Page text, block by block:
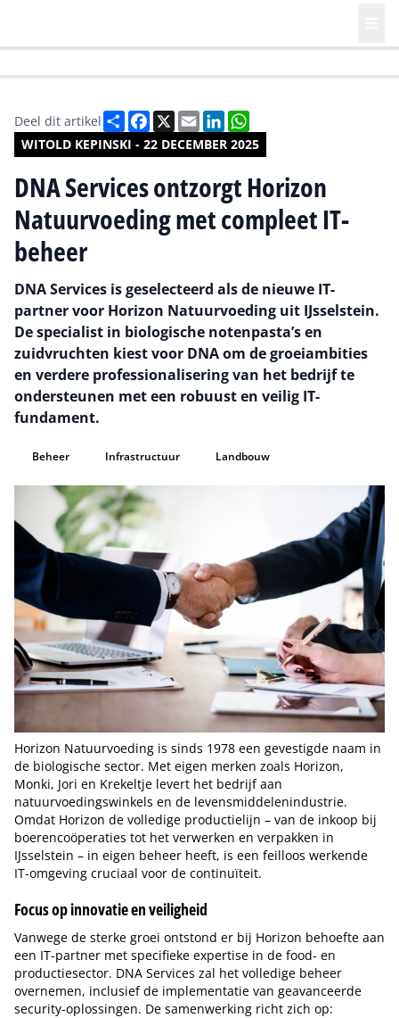
WITOLD KEPINSKI - 22 DECEMBER 2025
Deel dit artikel DeelFacebook
X EmailLinkedIn
DNA Services ontzorgt Horizon
Natuurvoeding met compleet IT-
beheer
DNA Services is geselecteerd als de nieuwe IT-
partner voor Horizon Natuurvoeding uit IJsselstein.
De specialist in biologische notenpasta’s en
zuidvruchten kiest voor DNA om de groeiambities
en verdere professionalisering van het bedrijf te
ondersteunen met een robuust en veilig IT-
fundament.
Beheer Infrastructuur Landbouw
Horizon Natuurvoeding is sinds 1978 een gevestigde naam in
de biologische sector. Met eigen merken zoals Horizon,
Monki, Jori en Krekeltje levert het bedrijf aan
natuurvoedingswinkels en de levensmiddelenindustrie.
Omdat Horizon de volledige productielijn – van de inkoop bij
boerencoöperaties tot het verwerken en verpakken in
IJsselstein – in eigen beheer heeft, is een feilloos werkende
IT-omgeving cruciaal voor de continuïteit.
Focus op innovatie en veiligheid
Vanwege de sterke groei ontstond er bij Horizon behoefte aan
een IT-partner met specifieke expertise in de food- en
productiesector. DNA Services zal het volledige beheer
overnemen, inclusief de implementatie van geavanceerde
security-oplossingen. De samenwerking richt zich op: